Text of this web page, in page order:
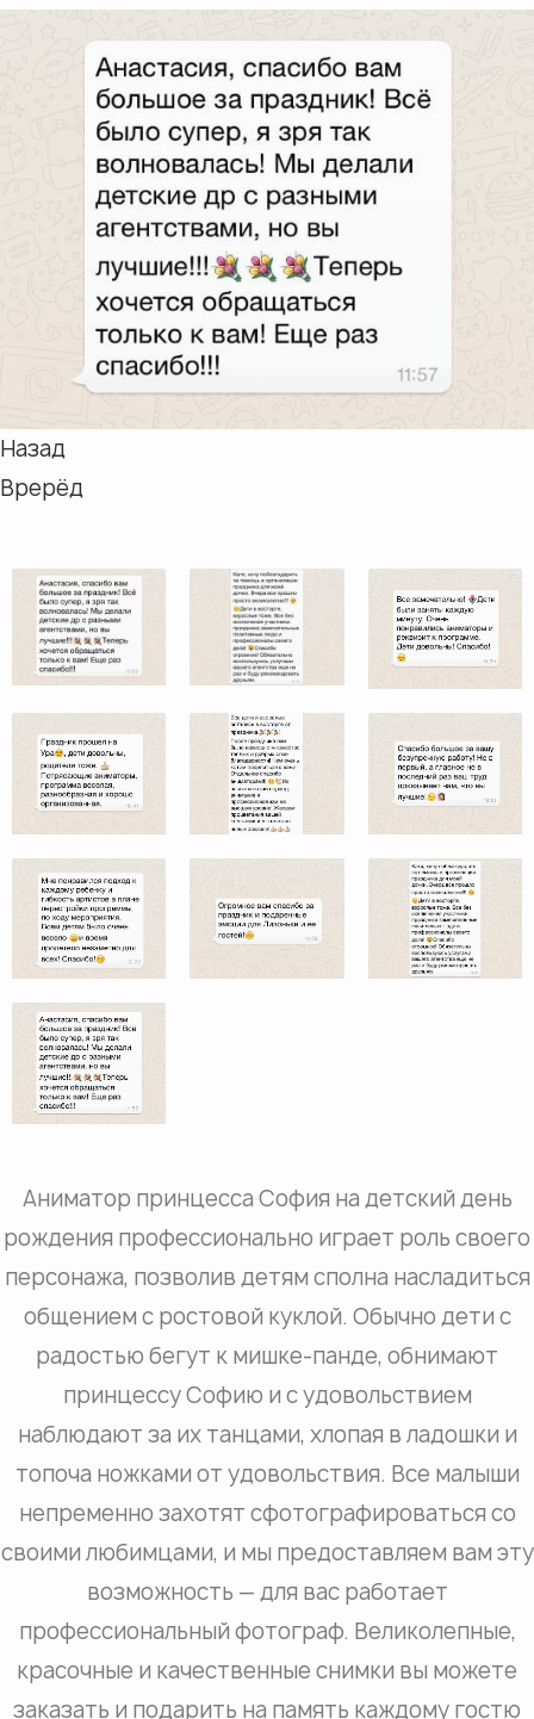
Назад
Врерёд
Аниматор принцесса София на детский день
рождения профессионально играет роль своего
персонажа, позволив детям сполна насладиться
общением с ростовой куклой. Обычно дети с
радостью бегут к мишке-панде, обнимают
принцессу Софию и с удовольствием
наблюдают за их танцами, хлопая в ладошки и
топоча ножками от удовольствия. Все малыши
непременно захотят сфотографироваться со
своими любимцами, и мы предоставляем вам эту
возможность — для вас работает
профессиональный фотограф. Великолепные,
красочные и качественные снимки вы можете
заказать и подарить на память каждому гостю